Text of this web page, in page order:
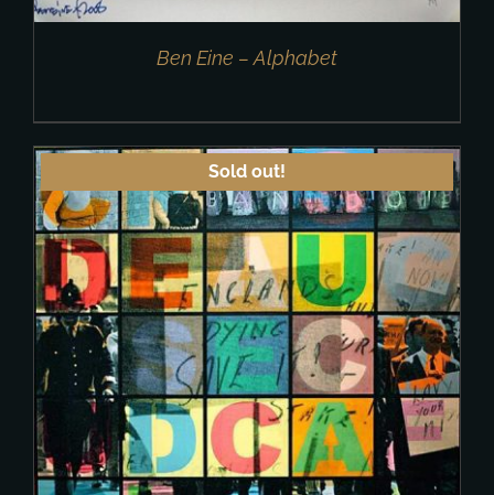
Ben Eine – Alphabet
Sold out!